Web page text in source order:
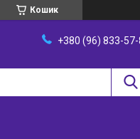
Кошик
+380 (96) 833-